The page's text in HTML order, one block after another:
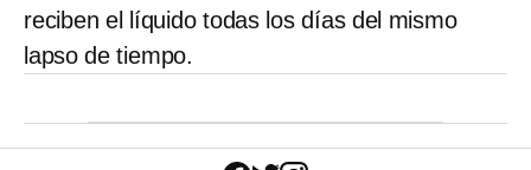
reciben el líquido todas los días del mismo
lapso de tiempo.